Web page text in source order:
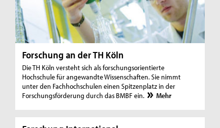
Forschung an der TH Köln
Die TH Köln versteht sich als forschungsorientierte
Hochschule für angewandte Wissenschaften. Sie nimmt
unter den Fachhochschulen einen Spitzenplatz in der
Forschungsförderung durch das BMBF ein.
Mehr